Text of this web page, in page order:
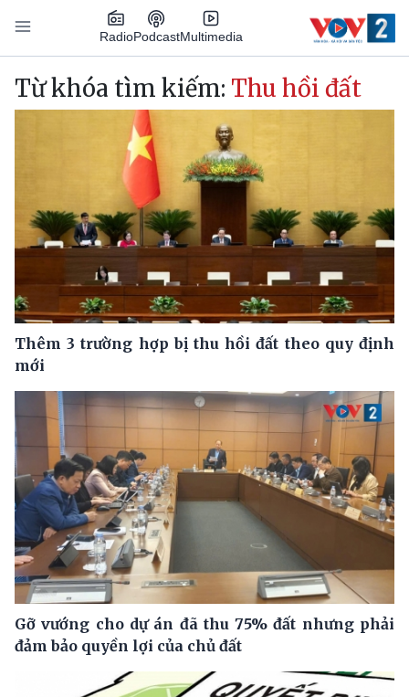
Nhảy đến nội dung
RadioPodcastMultimedia
Main navigation
Từ khóa tìm kiếm: Thu hồi đất
Thêm 3 trường hợp bị thu hồi đất theo quy định
mới
Gỡ vướng cho dự án đã thu 75% đất nhưng phải
đảm bảo quyền lợi của chủ đất